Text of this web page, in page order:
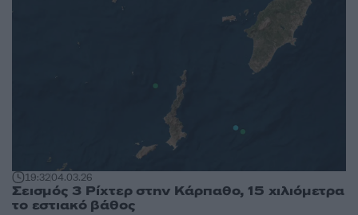
19:3204.03.26
Σεισμός 3 Ρίχτερ στην Κάρπαθο, 15 χιλιόμετρα
το εστιακό βάθος